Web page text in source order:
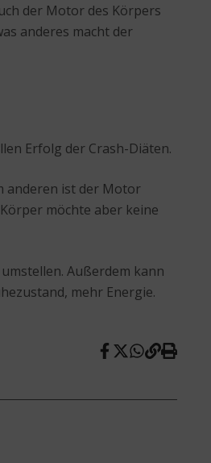
der Motor des Körpers
anderes macht der
Erfolg der Crash-Diäten.
anderen ist der Motor
möchte aber keine
Außerdem kann
mehr Energie.